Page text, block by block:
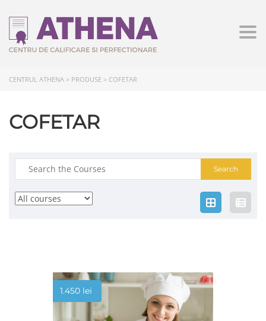
CENTRUL ATHENA > PRODUSE > COFETAR
COFETAR
Search
for:
1.450 lei